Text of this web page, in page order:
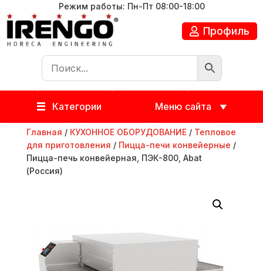
Режим работы: Пн-Пт 08:00-18:00
Профиль
Категории Меню сайта
Главная / КУХОННОЕ ОБОРУДОВАНИЕ/ Тепловое
для приготовления / Пицца-печи конвейерные /
Пицца-печь конвейерная, ПЭК-800, Abat
(Россия)